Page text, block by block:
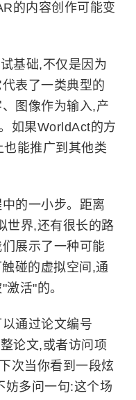
的内容创作可能变
基础,不仅是因为
表了一类典型的
图像作为输入,产
如果WorldAct的方
能推广到其他类
的一小步。距离
世界,还有很长的路
展示了一种可能
碰的虚拟空间,通
活"的。
通过论文编号
论文,或者访问项
次当你看到一段炫
妨多问一句:这个场